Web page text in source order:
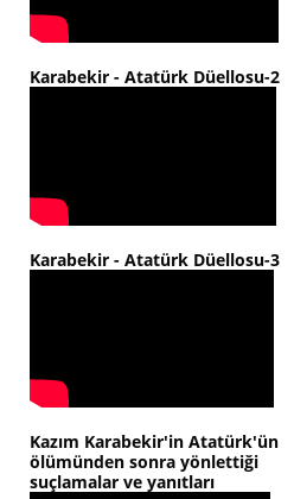
Karabekir - Atatürk Düellosu-2
Karabekir - Atatürk Düellosu-3
Kazım Karabekir'in Atatürk'ün
ölümünden sonra yönlettiği
suçlamalar ve yanıtları